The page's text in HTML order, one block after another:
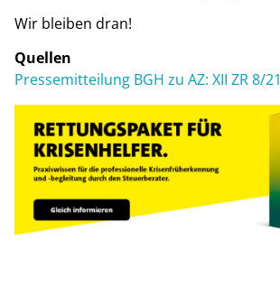
Wir bleiben dran!
Quellen
Pressemitteilung BGH zu AZ: XII ZR 8/21